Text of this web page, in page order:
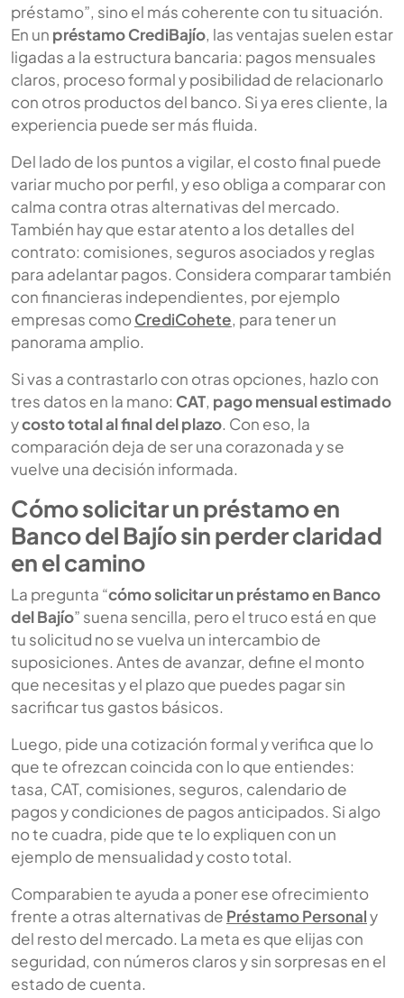
préstamo”, sino el más coherente con tu situación.
En un préstamo CrediBajío, las ventajas suelen estar
ligadas a la estructura bancaria: pagos mensuales
claros, proceso formal y posibilidad de relacionarlo
con otros productos del banco. Si ya eres cliente, la
experiencia puede ser más fluida.
Del lado de los puntos a vigilar, el costo final puede
variar mucho por perfil, y eso obliga a comparar con
calma contra otras alternativas del mercado.
También hay que estar atento a los detalles del
contrato: comisiones, seguros asociados y reglas
para adelantar pagos. Considera comparar también
con financieras independientes, por ejemplo
empresas comoCrediCohete, para tener un
panorama amplio.
Si vas a contrastarlo con otras opciones, hazlo con
tres datos en la mano: CAT, pago mensual estimado
ycosto total al final del plazo. Con eso, la
comparación deja de ser una corazonada y se
vuelve una decisión informada.
Cómo solicitar un préstamo en
Banco del Bajío sin perder claridad
en el camino
La pregunta “cómo solicitar un préstamo en Banco
del Bajío” suena sencilla, pero el truco está en que
tu solicitud no se vuelva un intercambio de
suposiciones. Antes de avanzar, define el monto
que necesitas y el plazo que puedes pagar sin
sacrificar tus gastos básicos.
Luego, pide una cotización formal y verifica que lo
que te ofrezcan coincida con lo que entiendes:
tasa, CAT, comisiones, seguros, calendario de
pagos y condiciones de pagos anticipados. Si algo
no te cuadra, pide que te lo expliquen con un
ejemplo de mensualidad y costo total.
Comparabien te ayuda a poner ese ofrecimiento
frente a otras alternativas de Préstamo Personaly
del resto del mercado. La meta es que elijas con
seguridad, con números claros y sin sorpresas en el
estado de cuenta.